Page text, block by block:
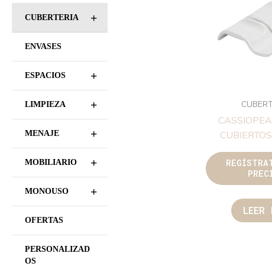
+
CUBERTERIA
ENVASES
+
ESPACIOS
+
LIMPIEZA
+
MENAJE
+
MOBILIARIO
+
MONOUSO
OFERTAS
PERSONALIZAD
OS
LEER